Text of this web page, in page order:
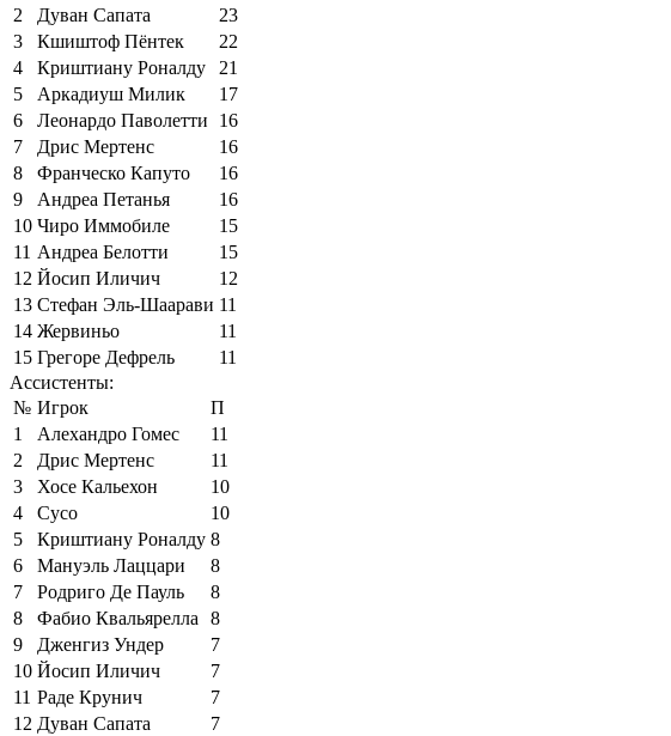
2
Дуван Сапата
23
3
Кшиштоф Пёнтек
22
4
Криштиану Роналду
21
5
Аркадиуш Милик
17
6
Леонардо Паволетти
16
7
Дрис Мертенс
16
8
Франческо Капуто
16
9
Андреа Петанья
16
10 Чиро Иммобиле
15
11 Андреа Белотти
15
12 Йосип Иличич
12
13 Стефан Эль-Шаарави 11
14 Жервиньо
11
15 Грегоре Дефрель
11
Ассистенты:
№ Игрок
П
1
Алехандро Гомес
11
2
Дрис Мертенс
11
3
Хосе Кальехон
10
4
Сусо
10
5
Криштиану Роналду 8
6
Мануэль Лаццари
8
7
Родриго Де Пауль
8
8
Фабио Квальярелла
8
9
Дженгиз Ундер
7
10 Йосип Иличич
7
11 Раде Крунич
7
12 Дуван Сапата
7